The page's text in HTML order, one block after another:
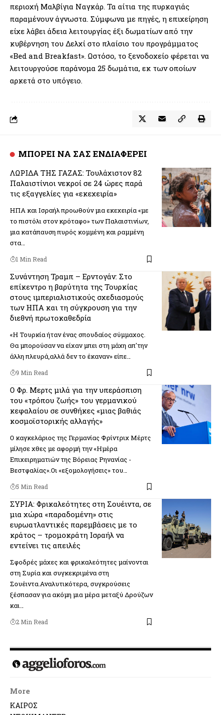
περιοχή Μαλβίγια Ναγκάρ. Τα αίτια της πυρκαγιάς
παραμένουν άγνωστα. Σύμφωνα με πηγές, η επιχείρηση
είχε λάβει άδεια λειτουργίας έξι δωματίων από την
κυβέρνηση του Δελχί στο πλαίσιο του προγράμματος
«Bed and Breakfast». Ωστόσο, το ξενοδοχείο φέρεται να
λειτουργούσε παράνομα 25 δωμάτια, εκ των οποίων
αρκετά στο υπόγειο.
ΜΠΟΡΕΙ ΝΑ ΣΑΣ ΕΝΔΙΑΦΕΡΕΙ
ΛΩΡΙΔΑ ΤΗΣ ΓΑΖΑΣ: Τουλάχιστον 82
Παλαιστίνιοι νεκροί σε 24 ώρες παρά
τις εξαγγελίες για «εκεχειρία»
ΗΠΑ και Ισραήλ προωθούν μια εκεχειρία «με
το πιστόλι στον κρόταφο» των Παλαιστινίων,
μια κατάπαυση πυρός κομμένη και ραμμένη
στα…
1 Min Read
Συνάντηση Τραμπ – Ερντογάν: Στο
επίκεντρο η βαρύτητα της Τουρκίας
στους ιμπεριαλιστικούς σχεδιασμούς
των ΗΠΑ και τη σύγκρουση για την
διεθνή πρωτοκαθεδρία
«Η Τουρκία ήταν ένας σπουδαίος σύμμαχος.
Θα μπορούσαν να είχαν μπει στη μάχη απ'την
άλλη πλευρά,αλλά δεν το έκαναν» είπε…
9 Min Read
Ο Φρ. Μερτς μιλά για την υπεράσπιση
του «τρόπου ζωής» του γερμανικού
κεφαλαίου σε συνθήκες «μιας βαθιάς
κοσμοϊστορικής αλλαγής»
Ο καγκελάριος της Γερμανίας Φρίντριχ Μέρτς
μίλησε χθες με αφορμή την «Ημέρα
Επιχειρηματιών της Βόρειας Ρηνανίας -
Βεστφαλίας».Οι «εξομολογήσεις» του…
5 Min Read
ΣΥΡΙΑ: Φρικαλεότητες στη Σουέιντα, σε
μια χώρα «παραδομένη» στις
ευρωατλαντικές παρεμβάσεις με το
κράτος – τρομοκράτη Ισραήλ να
εντείνει τις απειλές
Σφοδρές μάχες και φρικαλεότητες μαίνονται
στη Συρία και συγκεκριμένα στη
Σουέιντα.Αναλυτικότερα, συγκρούσεις
ξέσπασαν για ακόμη μια μέρα μεταξύ Δρούζων
και…
2 Min Read
More
ΚΑΙΡΟΣ